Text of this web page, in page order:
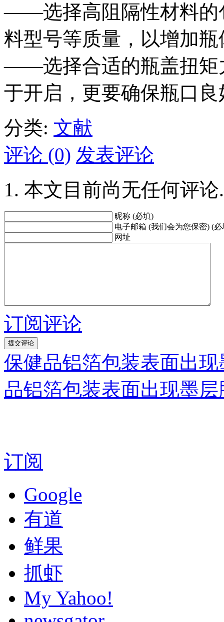
——选择高阻隔性材料的
料型号等质量，以增加
——选择合适的瓶盖扭矩
于开启，更要确保瓶口
分类: 文献
评论 (0) 发表评论
本文目前尚无任何评论.
昵称 (必填)
电子邮箱 (我们会为您保密) (必
网址
订阅评论
保健品铝箔包装表面出
品铝箔包装表面出现墨
订阅
Google
有道
鲜果
抓虾
My Yahoo!